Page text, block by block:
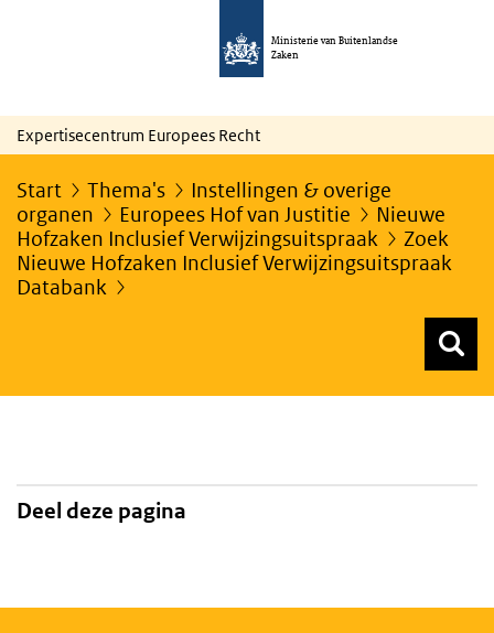
Ministerie van Buitenlandse
Zaken
Expertisecentrum Europees Recht
Start Thema's
Instellingen & overige
organen
Europees Hof van Justitie
Nieuwe
Hofzaken Inclusief Verwijzingsuitspraak
Zoek
Nieuwe Hofzaken Inclusief Verwijzingsuitspraak
Databank
Deel deze pagina